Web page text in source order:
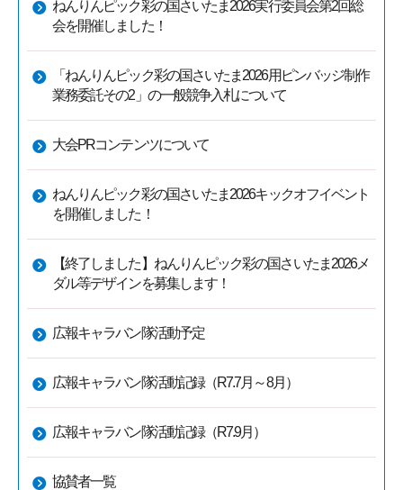
ねんりんピック彩の国さいたま2026実行委員会第2回総
会を開催しました！
「ねんりんピック彩の国さいたま2026用ピンバッジ制作
業務委託その2」の一般競争入札について
大会PRコンテンツについて
ねんりんピック彩の国さいたま2026キックオフイベント
を開催しました！
【終了しました】ねんりんピック彩の国さいたま2026メ
ダル等デザインを募集します！
広報キャラバン隊活動予定
広報キャラバン隊活動記録（R7.7月～8月）
広報キャラバン隊活動記録（R7.9月）
協賛者一覧